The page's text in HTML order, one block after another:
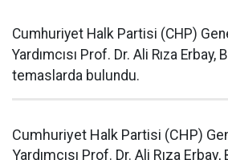
Cumhuriyet Halk Partisi (CHP)
Yardımcısı Prof. Dr. Ali Rıza
temaslarda bulundu.
Cumhuriyet Halk Partisi (CHP)
Yardımcısı Prof. Dr. Ali Rıza